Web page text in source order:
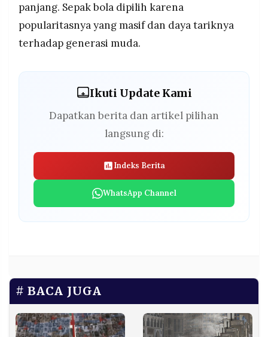
panjang. Sepak bola dipilih karena
popularitasnya yang masif dan daya tariknya
terhadap generasi muda.
Ikuti Update Kami
Dapatkan berita dan artikel pilihan
langsung di:
Indeks Berita
WhatsApp Channel
BACA JUGA